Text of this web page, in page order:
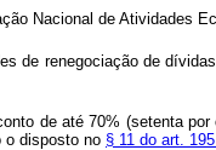
Nacional de Atividades
de renegociação de
de até 70% (setenta
o disposto no § 11 do art.